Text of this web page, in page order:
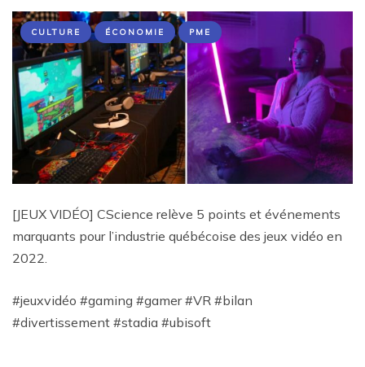
CULTURE ÉCONOMIE PME
[JEUX VIDÉO] CScience relève 5 points et événements
marquants pour l’industrie québécoise des jeux vidéo en
2022.
#jeuxvidéo #gaming #gamer #VR #bilan
#divertissement #stadia #ubisoft